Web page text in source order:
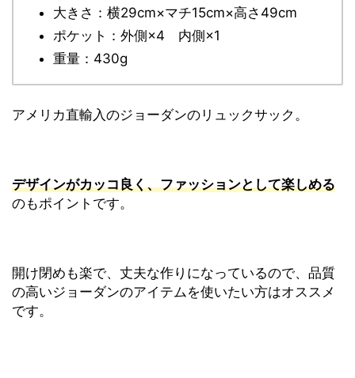
大きさ：横29cm×マチ15cm×高さ49cm
ポケット：外側×4 内側×1
重量：430g
アメリカ直輸入のジョーダンのリュックサック。
デザインがカッコ良く、ファッションとして楽しめる
のもポイントです。
開け閉めも楽で、丈夫な作りになっているので、品質
の高いジョーダンのアイテムを使いたい方はオススメ
です。